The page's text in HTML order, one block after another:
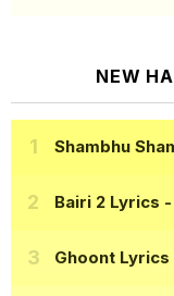
NEW
Shambhu
Bairi 2 Lyrics
Ghoont Lyrics